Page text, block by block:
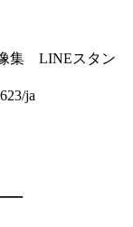
集 LINEスタン
ja